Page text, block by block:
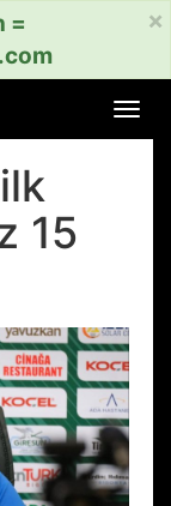
×
=
aç
15